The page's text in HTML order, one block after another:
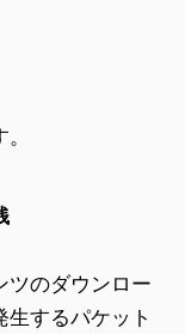
ツのダウンロー
生するパケット